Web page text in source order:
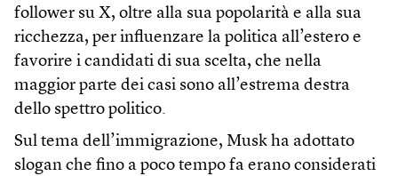
follower su X, oltre alla sua popolarità e alla sua
ricchezza, per influenzare la politica all’estero e
favorire i candidati di sua scelta, che nella
maggior parte dei casi sono all’estrema destra
dello spettro politico.
Sul tema dell’immigrazione, Musk ha adottato
slogan che fino a poco tempo fa erano considerati